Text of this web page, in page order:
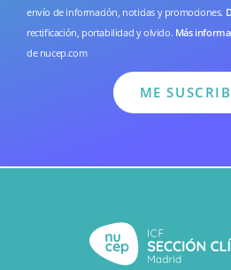
envío de información, noticias y promociones.
rectificación, portabilidad y olvido. Más
de nucep.com
ME